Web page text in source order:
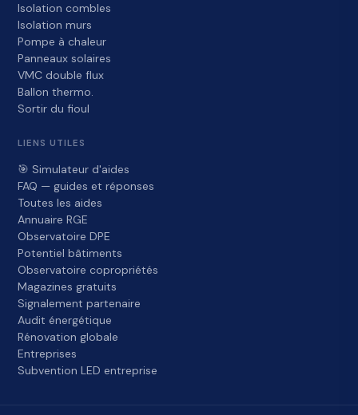
Isolation combles
Isolation murs
Pompe à chaleur
Panneaux solaires
VMC double flux
Ballon thermo.
Sortir du fioul
LIENS UTILES
🎯 Simulateur d'aides
FAQ — guides et réponses
Toutes les aides
Annuaire RGE
Observatoire DPE
Potentiel bâtiments
Observatoire copropriétés
Magazines gratuits
Signalement partenaire
Audit énergétique
Rénovation globale
Entreprises
Subvention LED entreprise